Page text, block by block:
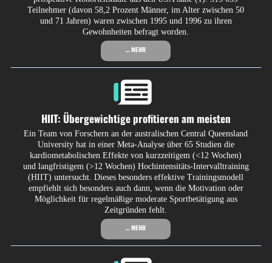
Teilnehmer (davon 58,2 Prozent Männer, im Alter zwischen 50
und 71 Jahren) waren zwischen 1995 und 1996 zu ihren
Gewohnheiten befragt worden.
... MEHR
HIIT: Übergewichtige profitieren am meisten
Ein Team von Forschern an der aus­tralischen Central Queensland
University hat in einer Meta-Analyse über 65 Studien die
kardiometabolischen Effekte von kurzzeitigem (<12 Wochen)
und langfristigem (>12 Wochen) Hochintensitäts-Intervalltraining
(HIIT) untersucht. Dieses besonders effektive Trainingsmodell
empfiehlt sich besonders auch dann, wenn die Motivation oder
Möglichkeit für regelmäßige moderate Sportbetätigung aus
Zeitgründen fehlt.
... MEHR